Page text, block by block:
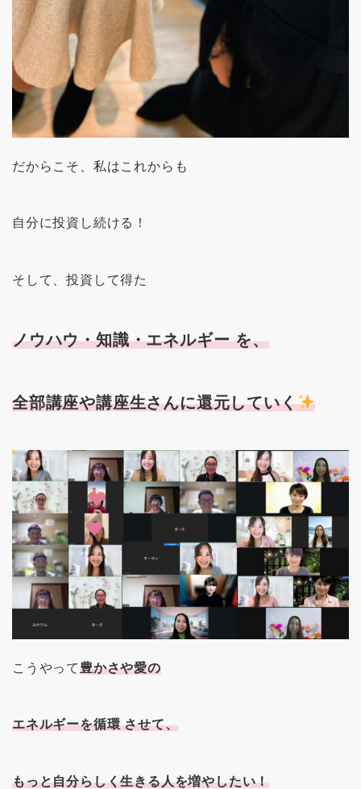
だからこそ、私はこれからも
自分に投資し続ける！
そして、投資して得た
ノウハウ・知識・エネルギー を、
全部講座や講座生さんに還元していく
こうやって豊かさや愛の
エネルギーを循環 させて、
もっと自分らしく生きる人を増やしたい！